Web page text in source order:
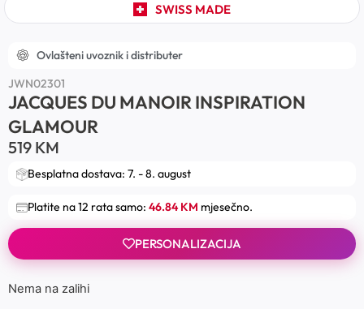
SWISS MADE
Ovlašteni uvoznik i distributer
JWN02301
JACQUES DU MANOIR INSPIRATION
GLAMOUR
519 KM
Besplatna dostava: 7. - 8. august
Platite na 12 rata samo: 46.84 KM mjesečno.
PERSONALIZACIJA
Nema na zalihi